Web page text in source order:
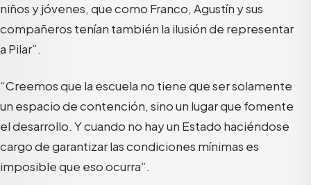
niños y jóvenes, que como Franco, Agustín y sus
compañeros tenían también la ilusión de representar
a Pilar”.
“Creemos que la escuela no tiene que ser solamente
un espacio de contención, sino un lugar que fomente
el desarrollo. Y cuando no hay un Estado haciéndose
cargo de garantizar las condiciones mínimas es
imposible que eso ocurra”.